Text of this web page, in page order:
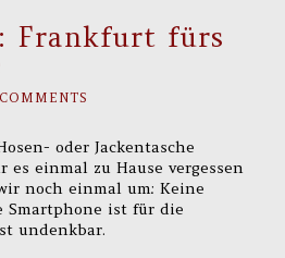
Frankfurt fürs
oder Jackentasche
einmal zu Hause vergessen
noch einmal um: Keine
Smartphone ist für die
undenkbar.